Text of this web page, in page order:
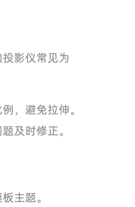
影仪常见为
，避免拉伸。
及时修正。
主题。